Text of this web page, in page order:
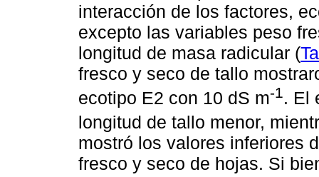
interacción de los factores,
excepto las variables peso
longitud de masa radicular (
fresco y seco de tallo
ecotipo E2 con 10 dS m-1 . El
longitud de tallo menor,
mostró los valores inferiores
fresco y seco de hojas. Si